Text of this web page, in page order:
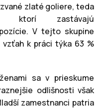
zlaté goliere, teda
ktorí zastávajú
V tejto skupine
k práci týka 63 %
sa v prieskume
odlišnosti však
zamestnanci patria